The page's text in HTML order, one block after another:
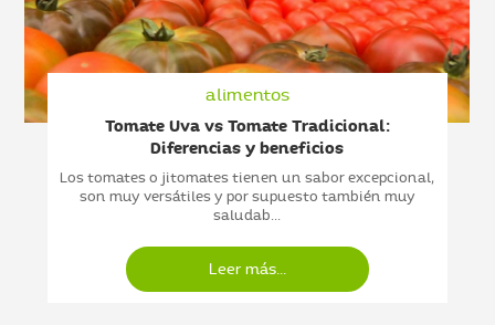
alimentos
Tomate Uva vs Tomate Tradicional:
Diferencias y beneficios
Los tomates o jitomates tienen un sabor excepcional,
son muy versátiles y por supuesto también muy
saludab...
Leer más...